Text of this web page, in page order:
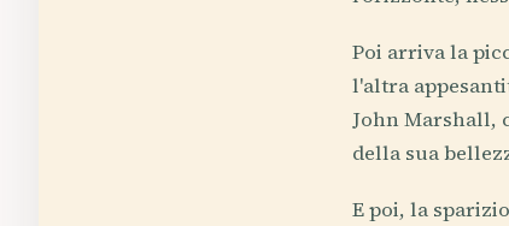
Poi arriva la
l'altra
John Marshall,
della sua
E poi, la